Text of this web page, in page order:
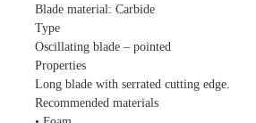
Blade material: Carbide
Type
Oscillating blade – pointed
Properties
Long blade with serrated cutting edge.
Recommended materials